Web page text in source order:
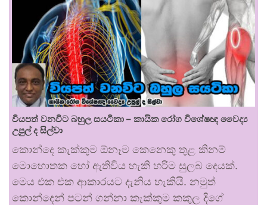
වියපත් වනවිට බහුල සයටිකා – කායික රෝග විශේෂඥ වෛද්‍ය
උපුල් ද සිල්වා
කොන්දෙ කැක්කුම ඕනෑම කෙනෙකු තුළ කිනම්
මොහොතක හෝ ඇතිවිය හැකි හරිම සුලබ දෙයක්.
මෙය එක එක ආකාරයට දැනිය හැකියි. නමුත්
කොන්දෙන් පටන් ගන්නා කැක්කුම කකුල දිගේ